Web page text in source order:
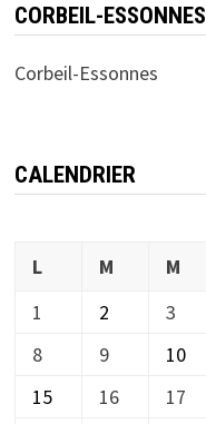
CORBEIL-ESSONNES
Corbeil-Essonnes
CALENDRIER
L
M M
1
2 3
8
9 10
15
16 17